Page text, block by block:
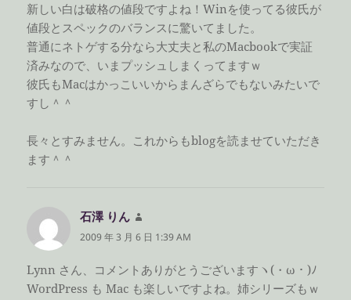
新しい白は破格の値段ですよね！Winを使ってる彼氏が
値段とスペックのバランスに驚いてました。
普通にネトゲする分なら大丈夫と私のMacbookで実証
済みなので、いまプッシュしまくってますｗ
彼氏もMacはかっこいいからまんざらでもないみたいで
すし＾＾
長々とすみません。これからもblogを読ませていただき
ます＾＾
石澤 りん
り:
2009 年 3 月 6 日 1:39 AM
Lynn さん、コメントありがとうございますヽ(・ω・)ﾉ
WordPress も Mac も楽しいですよね。姉シリーズもｗ